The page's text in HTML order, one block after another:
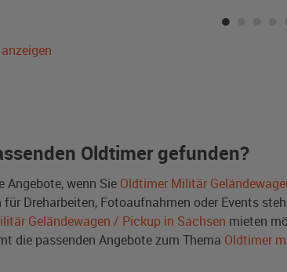
Oldtimer gefunden?
Angebote, wenn Sie Oldtimer Militär
Dreharbeiten, Fotoaufnahmen oder Events
Geländewagen / Pickup in Sachsen mieten
die passenden Angebote zum Thema Oldtimer